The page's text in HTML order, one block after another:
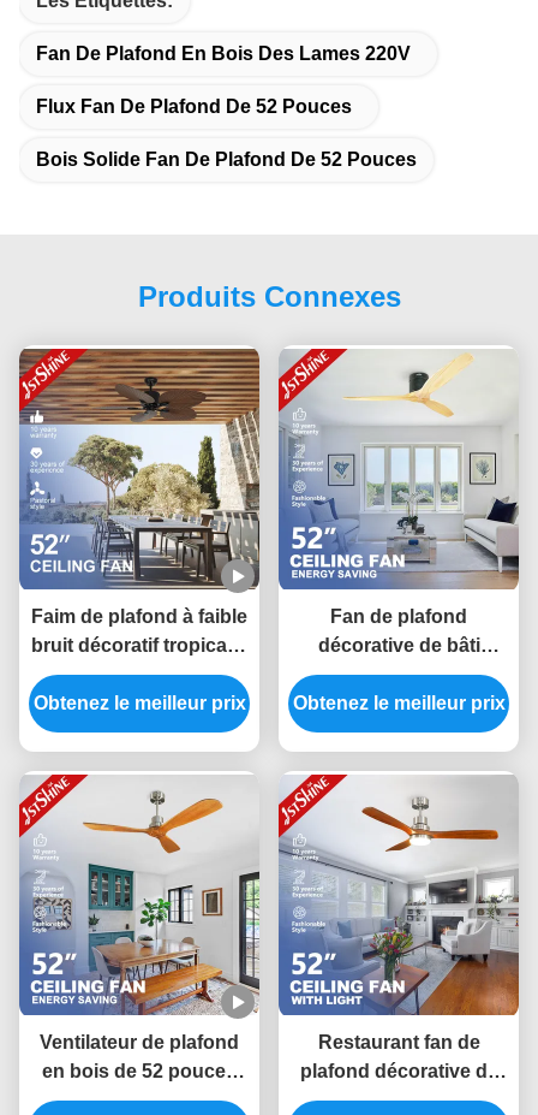
Fan De Plafond En Bois Des Lames 220V
Flux Fan De Plafond De 52 Pouces
Bois Solide Fan De Plafond De 52 Pouces
Produits Connexes
Faim de plafond à faible
bruit décoratif tropical à
large débit d'air
économe en énergie
Obtenez le meilleur prix
Fan de plafond
décorative de bâti
affleurant avec la
vitesse de l'inverseur 5
de moteur de C.C
Obtenez le meilleur prix
Ventilateur de plafond
en bois de 52 pouces
avec 6 vitesses au
Restaurant fan de
plafond décorative de
220 volts avec